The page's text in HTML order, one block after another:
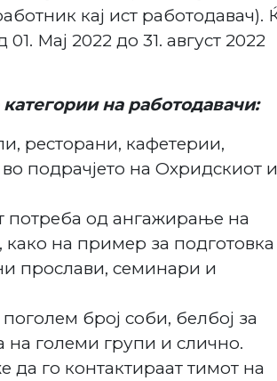
кај ист работодавач).
Мај 2022 до 31. август 2022
на работодавачи:
ресторани, кафетерии,
подрачјето на Охридскиот и
потреба од ангажирање на
на пример за подготовка
прослави, семинари и
број соби, белбој за
големи групи и слично.
го контактираат тимот на